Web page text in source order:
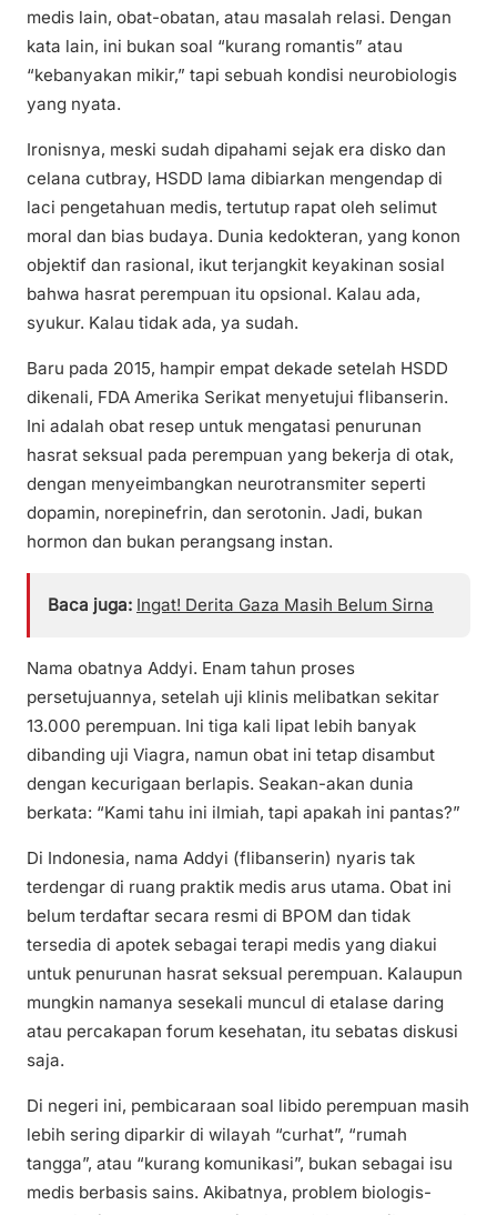
medis lain, obat-obatan, atau masalah relasi. Dengan
kata lain, ini bukan soal “kurang romantis” atau
“kebanyakan mikir,” tapi sebuah kondisi neurobiologis
yang nyata.
Ironisnya, meski sudah dipahami sejak era disko dan
celana cutbray, HSDD lama dibiarkan mengendap di
laci pengetahuan medis, tertutup rapat oleh selimut
moral dan bias budaya. Dunia kedokteran, yang konon
objektif dan rasional, ikut terjangkit keyakinan sosial
bahwa hasrat perempuan itu opsional. Kalau ada,
syukur. Kalau tidak ada, ya sudah.
Baru pada 2015, hampir empat dekade setelah HSDD
dikenali, FDA Amerika Serikat menyetujui flibanserin.
Ini adalah obat resep untuk mengatasi penurunan
hasrat seksual pada perempuan yang bekerja di otak,
dengan menyeimbangkan neurotransmiter seperti
dopamin, norepinefrin, dan serotonin. Jadi, bukan
hormon dan bukan perangsang instan.
Baca juga: Ingat! Derita Gaza Masih Belum Sirna
Nama obatnya Addyi. Enam tahun proses
persetujuannya, setelah uji klinis melibatkan sekitar
13.000 perempuan. Ini tiga kali lipat lebih banyak
dibanding uji Viagra, namun obat ini tetap disambut
dengan kecurigaan berlapis. Seakan-akan dunia
berkata: “Kami tahu ini ilmiah, tapi apakah ini pantas?”
Di Indonesia, nama Addyi (flibanserin) nyaris tak
terdengar di ruang praktik medis arus utama. Obat ini
belum terdaftar secara resmi di BPOM dan tidak
tersedia di apotek sebagai terapi medis yang diakui
untuk penurunan hasrat seksual perempuan. Kalaupun
mungkin namanya sesekali muncul di etalase daring
atau percakapan forum kesehatan, itu sebatas diskusi
saja.
Di negeri ini, pembicaraan soal libido perempuan masih
lebih sering diparkir di wilayah “curhat”, “rumah
tangga”, atau “kurang komunikasi”, bukan sebagai isu
medis berbasis sains. Akibatnya, problem biologis-